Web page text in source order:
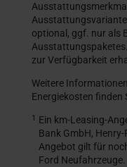
optional, ggf. nur als
zur Verfügbarkeit
Weitere
Energiekosten finden
1 Ein km-Leasing-
Bank GmbH,
Angebot gilt für
Ford Neufahrzeuge.